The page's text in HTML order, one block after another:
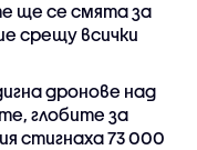
ще се смята за
срещу всички
дронове над
глобите за
стигнаха 73 000